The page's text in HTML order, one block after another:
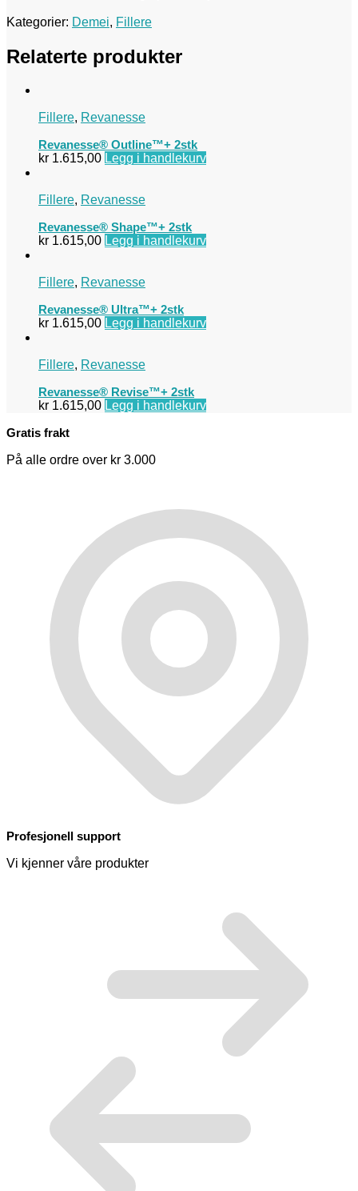
Kategorier: Demei, Fillere
Relaterte produkter
Fillere, Revanesse
Revanesse® Outline™+ 2stk
kr 1.615,00 Legg i handlekurv
Fillere, Revanesse
Revanesse® Shape™+ 2stk
kr 1.615,00 Legg i handlekurv
Fillere, Revanesse
Revanesse® Ultra™+ 2stk
kr 1.615,00 Legg i handlekurv
Fillere, Revanesse
Revanesse® Revise™+ 2stk
kr 1.615,00 Legg i handlekurv
Gratis frakt
På alle ordre over kr 3.000
Profesjonell support
Vi kjenner våre produkter